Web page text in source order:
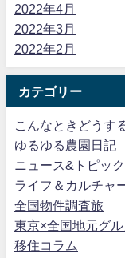
2022年4月
2022年3月
2022年2月
カテゴリー
こんなときどうす
ゆるゆる農園日記
ニュース&トピッ
ライフ＆カルチャ
全国物件調査旅
東京×全国地元グル
移住コラム